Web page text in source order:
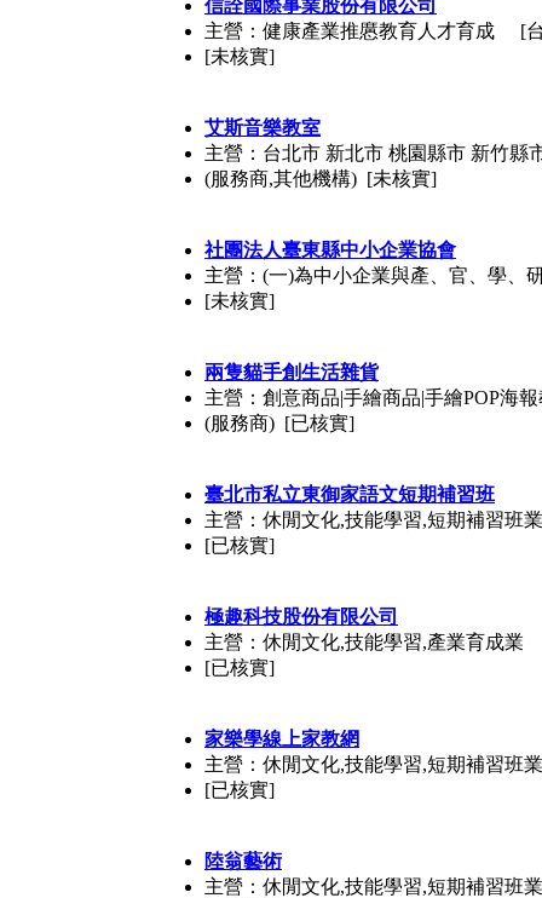
信詮國際事業股份有限公司
主營：健康產業推懬教育人才育成
[未核實]
[
艾斯音樂教室
主營：台北市 新北市 桃園縣市 新竹縣
(服務商,其他機構) [未核實]
社團法人臺東縣中小企業協會
主營：(一)為中小企業與產、官、學、
[未核實]
兩隻貓手創生活雜貨
主營：創意商品|手繪商品|手繪POP海
(服務商) [已核實]
臺北市私立東御家語文短期補習班
主營：休閒文化,技能學習,短期補習班業
[已核實]
極趣科技股份有限公司
主營：休閒文化,技能學習,產業育成業
[已核實]
家樂學線上家教網
主營：休閒文化,技能學習,短期補習班業
[已核實]
陸翁藝術
主營：休閒文化,技能學習,短期補習班業